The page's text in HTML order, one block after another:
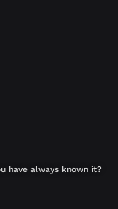
have always known it?